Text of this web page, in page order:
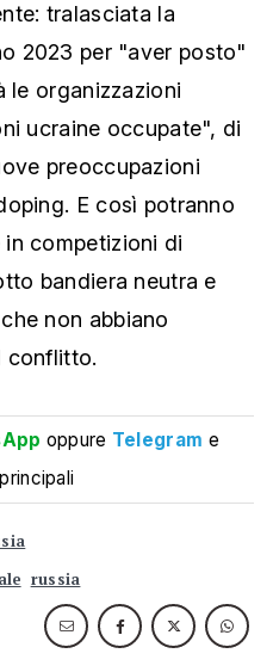
tralasciata la
2023 per "aver posto"
le organizzazioni
ucraine occupate", di
preoccupazioni
E così potranno
competizioni di
bandiera neutra e
non abbiano
conflitto.
oppure Telegram e
russia